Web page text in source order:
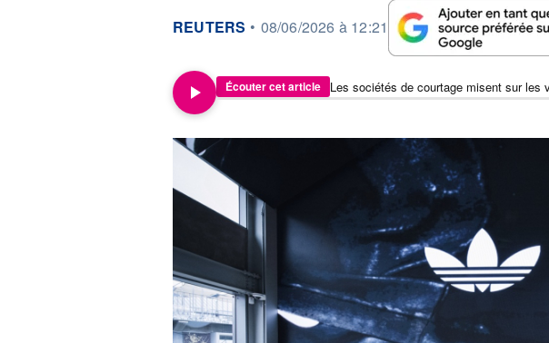
information fournie par
REUTERS • 08/06/2026 à 12:21
Écouter cet article